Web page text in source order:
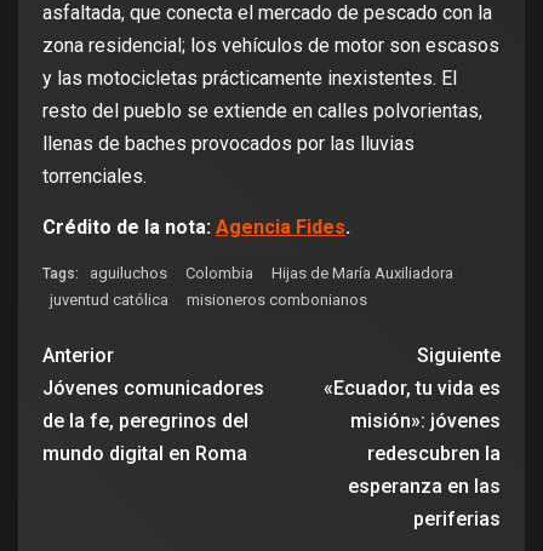
asfaltada, que conecta el mercado de pescado con la
zona residencial; los vehículos de motor son escasos
y las motocicletas prácticamente inexistentes. El
resto del pueblo se extiende en calles polvorientas,
llenas de baches provocados por las lluvias
torrenciales.
Crédito de la nota: Agencia Fides.
Tags: aguiluchos Colombia
Hijas de María Auxiliadora
juventud católica
misioneros combonianos
Anterior
Jóvenes comunicadores
de la fe, peregrinos del
mundo digital en Roma
Siguiente
«Ecuador, tu vida es
misión»: jóvenes
redescubren la
esperanza en las
periferias